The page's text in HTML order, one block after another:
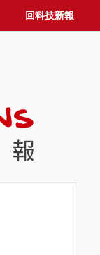
回科技新報